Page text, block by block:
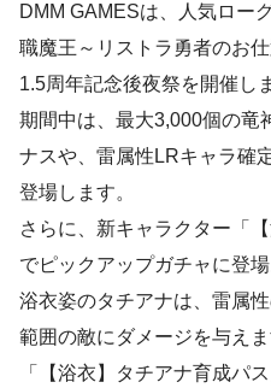
DMM GAMESは、人気ロー
職魔王～リストラ勇者のお
1.5周年記念後夜祭を開催し
期間中は、最大3,000個の竜
ナスや、雷属性LRキャラ確
登場します。
さらに、新キャラクター「
でピックアップガチャに登場
浴衣姿のタチアナは、雷属
範囲の敵にダメージを与えま
「【浴衣】タチアナ育成パ